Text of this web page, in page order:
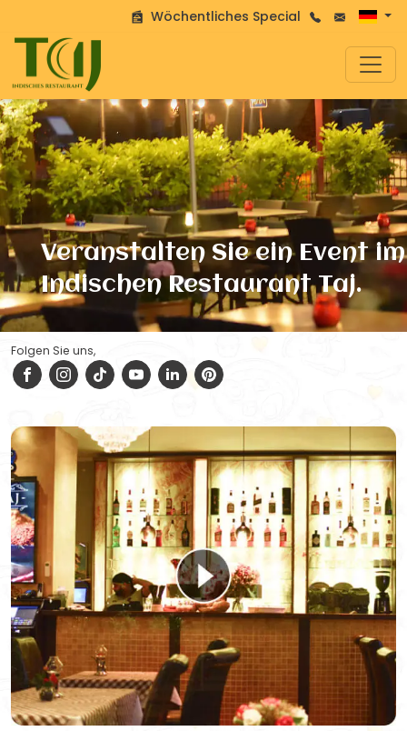
Wöchentliches Special
Veranstalten Sie ein Event im
Indischen Restaurant Taj.
Folgen Sie uns,